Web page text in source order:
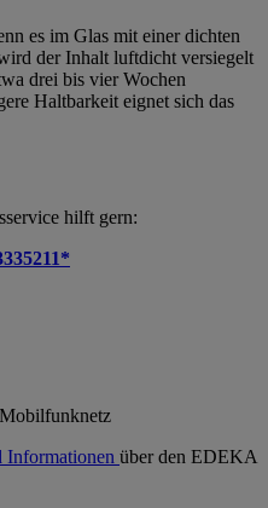
es im Glas mit einer dichten
der Inhalt luftdicht versiegelt
drei bis vier Wochen
Haltbarkeit eignet sich das
hilft gern:
Informationen über den EDEKA